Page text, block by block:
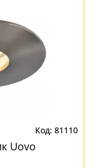
81110
Uovo